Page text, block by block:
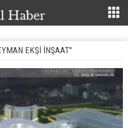
EKŞI INŞAAT"